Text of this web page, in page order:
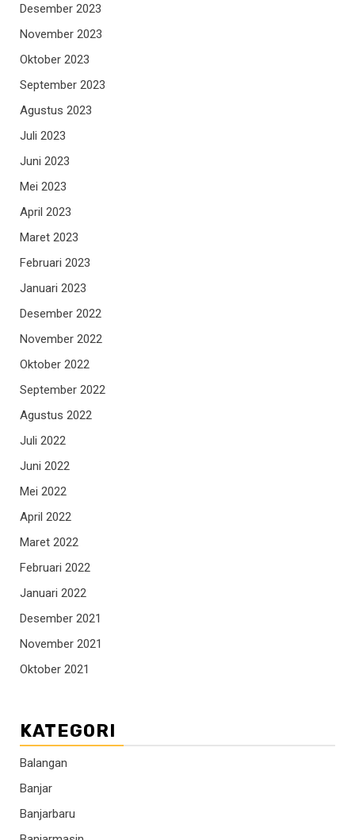
Desember 2023
November 2023
Oktober 2023
September 2023
Agustus 2023
Juli 2023
Juni 2023
Mei 2023
April 2023
Maret 2023
Februari 2023
Januari 2023
Desember 2022
November 2022
Oktober 2022
September 2022
Agustus 2022
Juli 2022
Juni 2022
Mei 2022
April 2022
Maret 2022
Februari 2022
Januari 2022
Desember 2021
November 2021
Oktober 2021
KATEGORI
Balangan
Banjar
Banjarbaru